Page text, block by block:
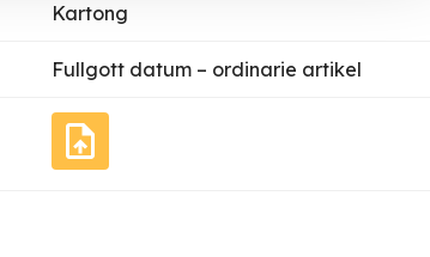
Kartong
Fullgott datum – ordinarie artikel